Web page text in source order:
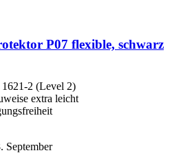
P07 flexible, schwarz
2 (Level 2)
extra leicht
September